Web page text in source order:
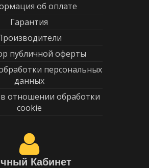
об оплате
Гарантия
публичной оферты
персональных
данных
отношении обработки
cookie
Кабинет